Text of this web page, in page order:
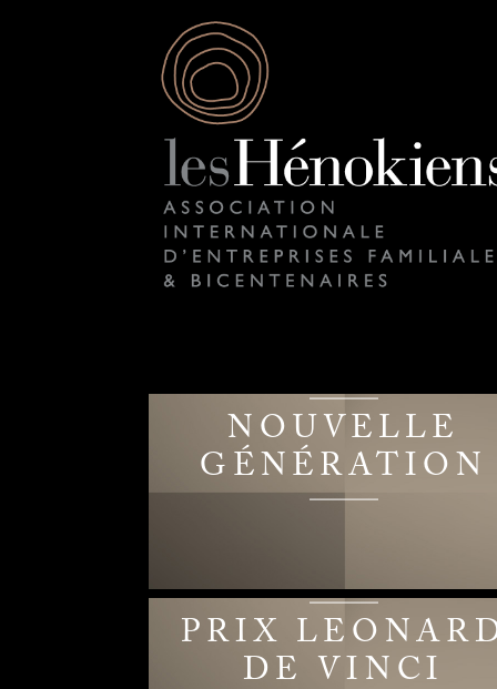
NOUVELLE
GÉNÉRATION
PRIX
DE VINCI